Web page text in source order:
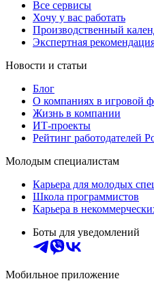
Все сервисы
Хочу у вас работать
Производственный
Экспертная
Новости и статьи
Блог
О компаниях в игровой
Жизнь в компании
ИТ-проекты
Рейтинг работодателей
Молодым специалистам
Карьера для молодых
Школа программистов
Карьера в
Боты для уведомлений
Мобильное приложение